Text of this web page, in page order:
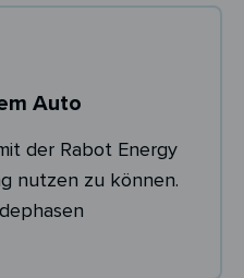
Auto
der Rabot Energy
nutzen zu können.